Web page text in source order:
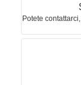
Potete